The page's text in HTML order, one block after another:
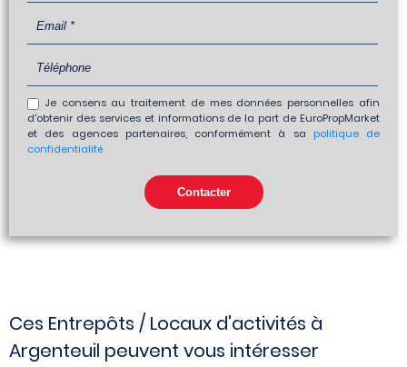
Je consens au traitement de mes données personnelles afin
d'obtenir des services et informations de la part de EuroPropMarket
et des agences partenaires, conformément à sa politique de
confidentialité
Ces Entrepôts / Locaux d'activités à
Argenteuil peuvent vous intéresser